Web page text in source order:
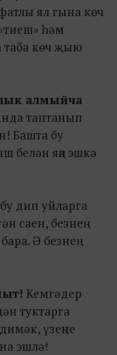
ял гына көч
һәм
таба көч җыю
алмыйча
таптанып
Башта бу
белән яңа эшкә
дип уйларга
саен, безнең
Ә безнең
Кемгәдер
туктарга
үзеңне
эшлә!